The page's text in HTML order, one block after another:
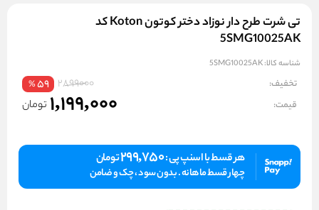
تی شرت طرح دار نوزاد دختر کوتون Koton کد
5SMG10025AK
شناسه کالا:5SMG10025AK
تخفیف: 2899000
59
%
قیمت: 1,199,000 تومان
هر قسط با اسنپ پی :299,750تومان
چهار قسط ماهانه . بدون سود ، چک و ضامن